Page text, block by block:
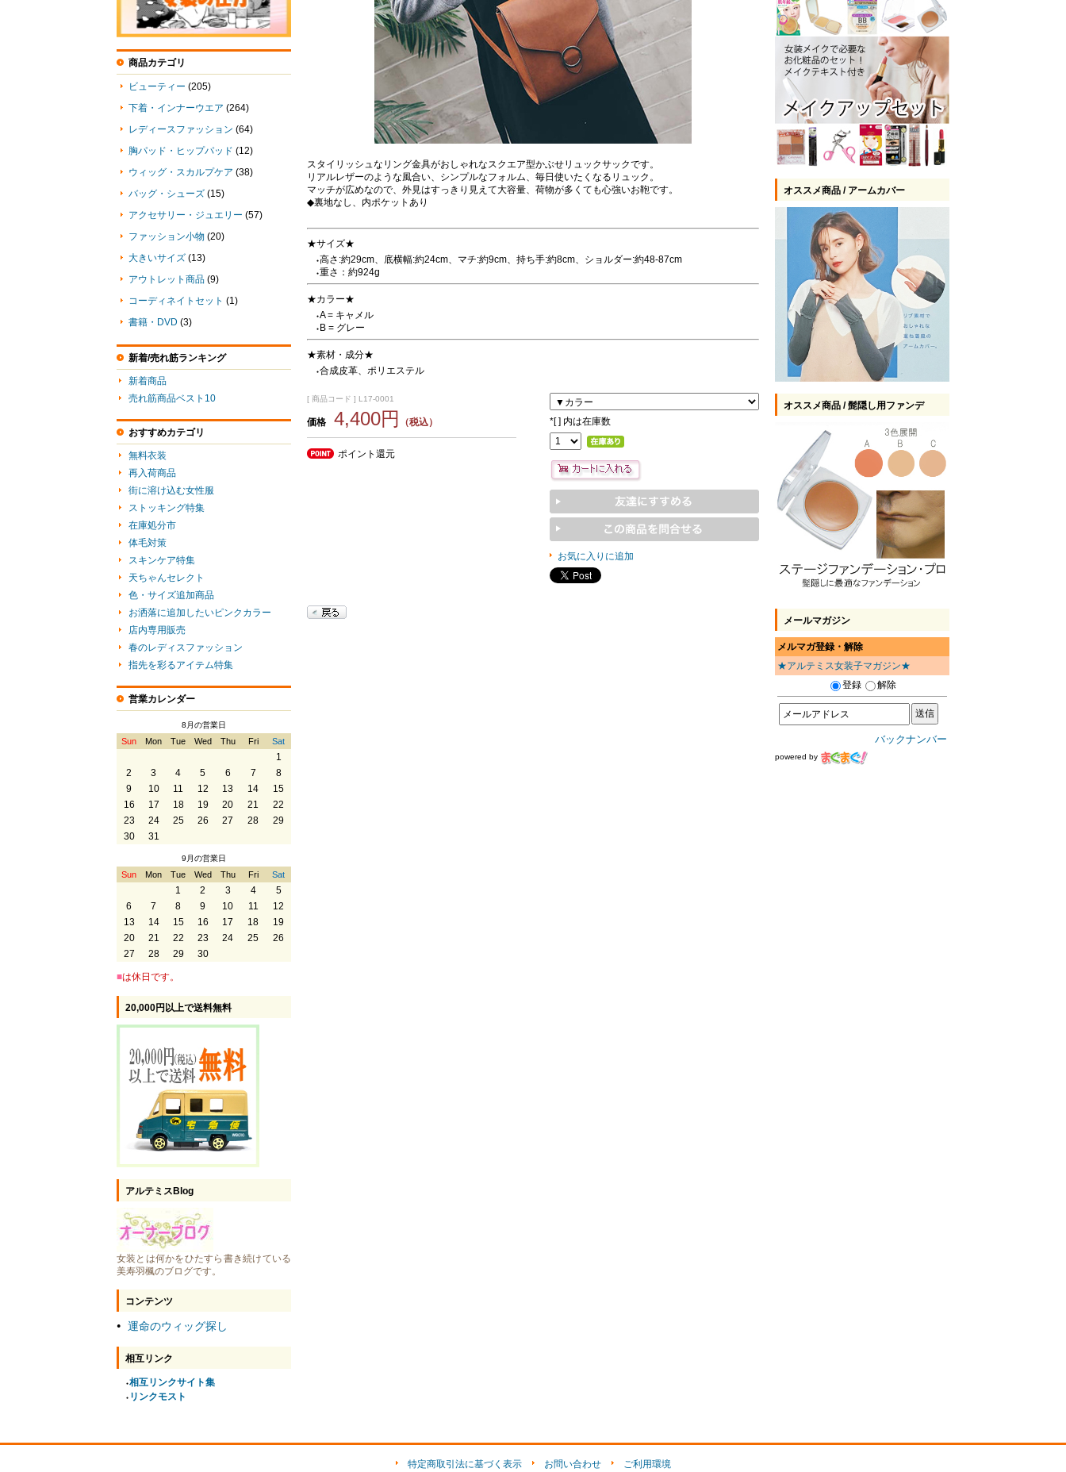
スタイリッシュなリング金具がおしゃれなスクエア型かぶせリュックサックです。
リアルレザーのような風合い、シンプルなフォルム、毎日使いたくなるリュック。
マッチが広めなので、外見はすっきり見えて大容量、荷物が多くても心強いお鞄です。
◆裏地なし、内ポケットあり
★サイズ★
●高さ:約29cm、底横幅:約24cm、マチ:約9cm、持ち手:約8cm、ショルダー:約48-87cm
●重さ：約924g
★カラー★
●A = キャメル
● B = グレー
★素材・成分★
●合成皮革、ポリエステル
[ 商品コード ] L17-0001
価格 4,400円 （税込）
ポイント還元
*[ ] 内は在庫数
お気に入りに追加
商品カテゴリ
ビューティー (205)
下着・インナーウエア (264)
レディースファッション (64)
胸パッド・ヒップパッド (12)
ウィッグ・スカルプケア (38)
バッグ・シューズ (15)
アクセサリー・ジュエリー (57)
ファッション小物 (20)
大きいサイズ (13)
アウトレット商品 (9)
コーディネイトセット (1)
書籍・DVD (3)
新着/売れ筋ランキング
新着商品
売れ筋商品ベスト10
おすすめカテゴリ
無料衣装
再入荷商品
街に溶け込む女性服
ストッキング特集
在庫処分市
体毛対策
スキンケア特集
天ちゃんセレクト
色・サイズ追加商品
お洒落に追加したいピンクカラー
店内専用販売
春のレディスファッション
指先を彩るアイテム特集
営業カレンダー
8月の営業日
Sun Mon Tue Wed Thu Fri Sat
1
2
3 4 5 6 7
8
9
10 11 12 13 14
15
16
17 18 19 20 21
22
23
24 25 26 27 28
29
30
31
9月の営業日
Sun Mon Tue Wed Thu Fri Sat
1 2 3 4
5
6
7 8 9 10 11
12
13
14 15 16 17 18
19
20
21 22 23 24 25
26
27
28 29 30
■は休日です。
20,000円以上で送料無料
アルテミスBlog
女装とは何かをひたすら書き続けている
美寿羽楓のブログです。
コンテンツ
● 運命のウィッグ探し
相互リンク
●相互リンクサイト集
● リンクモスト
オススメ商品 / アームカバー
オススメ商品 / 髭隠し用ファンデ
メールマガジン
メルマガ登録・解除
★アルテミス女装子マガジン★
登録
解除
バックナンバー
powered by
特定商取引法に基づく表示 お問い合わせ ご利用環境